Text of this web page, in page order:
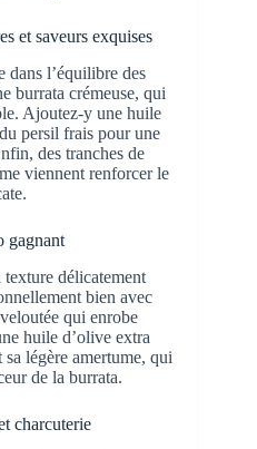
et saveurs exquises
dans l’équilibre des
burrata crémeuse, qui
Ajoutez-y une huile
persil frais pour une
des tranches de
viennent renforcer le
gagnant
délicatement
bien avec
qui enrobe
huile d’olive extra
légère amertume, qui
de la burrata.
charcuterie